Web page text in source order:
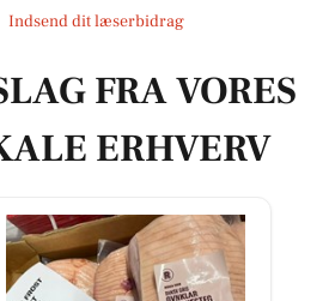
Indsend dit læserbidrag
FRA VORES
ERHVERV